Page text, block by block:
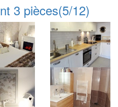
3 pièces(5/12)